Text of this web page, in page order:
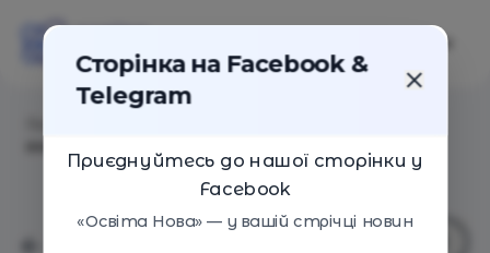
Сторінка на Facebook &
Telegram
Приєднуйтесь до нашої сторінки у
Facebook
«Освіта Нова» — у вашій стрічці новин